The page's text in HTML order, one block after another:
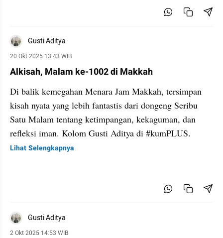
Gusti Aditya
20 Okt 2025 13:43 WIB
Alkisah, Malam ke-1002 di Makkah
Di balik kemegahan Menara Jam Makkah, tersimpan
kisah nyata yang lebih fantastis dari dongeng Seribu
Satu Malam tentang ketimpangan, kekaguman, dan
refleksi iman. Kolom Gusti Aditya di #kumPLUS.
Lihat Selengkapnya
Gusti Aditya
2 Okt 2025 14:53 WIB